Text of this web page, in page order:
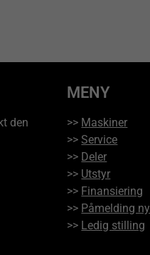
den
MENY
>> Maskiner
>>Service
>> Deler
>> Utstyr
>> Finansiering
>> Påmelding
>> Ledig stilling